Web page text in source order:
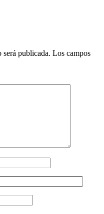
publicada. Los campos